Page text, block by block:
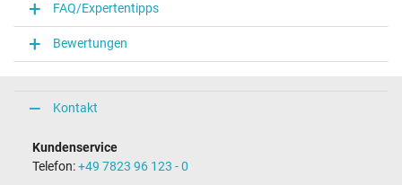
Notebook Stecker
Steckertyp / -form
rund / 180° gerade
9,5 mm
Ja
FAQ/Expertentipps
Bewertungen
Kontakt
Kundenservice
Telefon:+49 7823 96 123 - 0